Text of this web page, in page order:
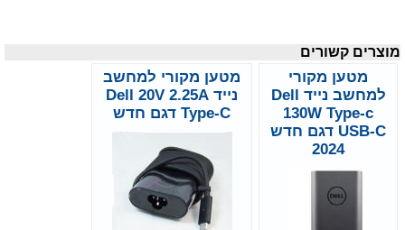
מוצרים קשורים
מטען מקורי
למחשב נייד Dell
130W Type-c
USB-C דגם חדש
2024
מטען מקורי למחשב
נייד Dell 20V 2.25A
Type-C דגם חדש